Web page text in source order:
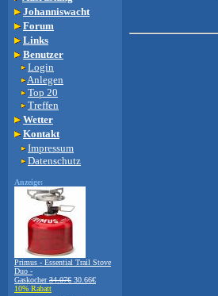
Johanniswacht
Forum
Links
Benutzer
Login
Anlegen
Top 20
Treffen
Wetter
Kontakt
Impressum
Datenschutz
Anzeige:
Primus - Essential Trail Stove
Duo -
Gaskocher34.07€ 30.66€
10% Rabatt